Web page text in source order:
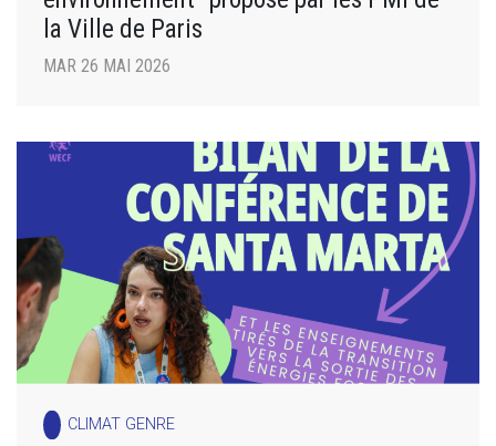
la Ville de Paris
MAR 26 MAI 2026
CLIMAT GENRE